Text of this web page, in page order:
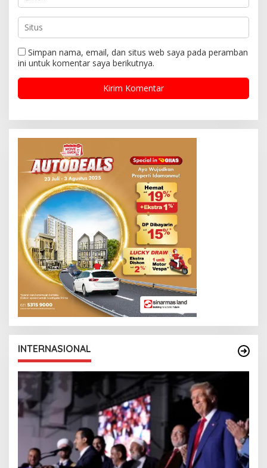
Simpan nama, email, dan situs web saya pada peramban
ini untuk komentar saya berikutnya.
INTERNASIONAL